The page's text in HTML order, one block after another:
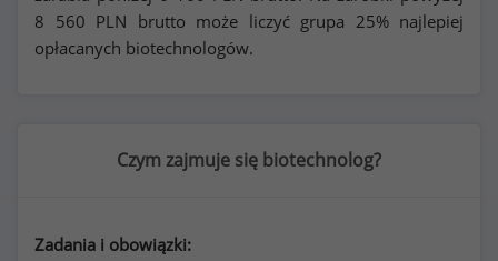
8 560 PLN brutto może liczyć grupa 25% najlepiej
opłacanych biotechnologów.
Czym zajmuje się biotechnolog?
Zadania i obowiązki: